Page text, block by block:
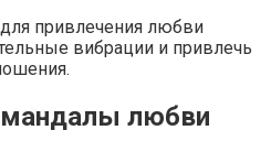
привлечения любви
вибрации и привлечь
любви